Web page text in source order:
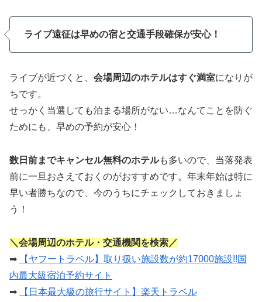
ライブ遠征は早めの宿と交通手段確保が安心！
ライブが近づくと、 会場周辺のホテルはすぐ満室になりが
ちです。
せっかく当選しても泊まる場所がない…なんてことを防ぐ
ためにも、早めの予約が安心！
数日前までキャンセル無料のホテルも多いので、当落発表
前に一旦おさえておくのがおすすめです。年末年始は特に
早い者勝ちなので、今のうちにチェックしておきましょ
う！
＼会場周辺のホテル・交通機関を検索／
➡
【ヤフートラベル】取り扱い施設数が約17000施設!!国
内最大級宿泊予約サイト
➡
【日本最大級の旅行サイト】楽天トラベル